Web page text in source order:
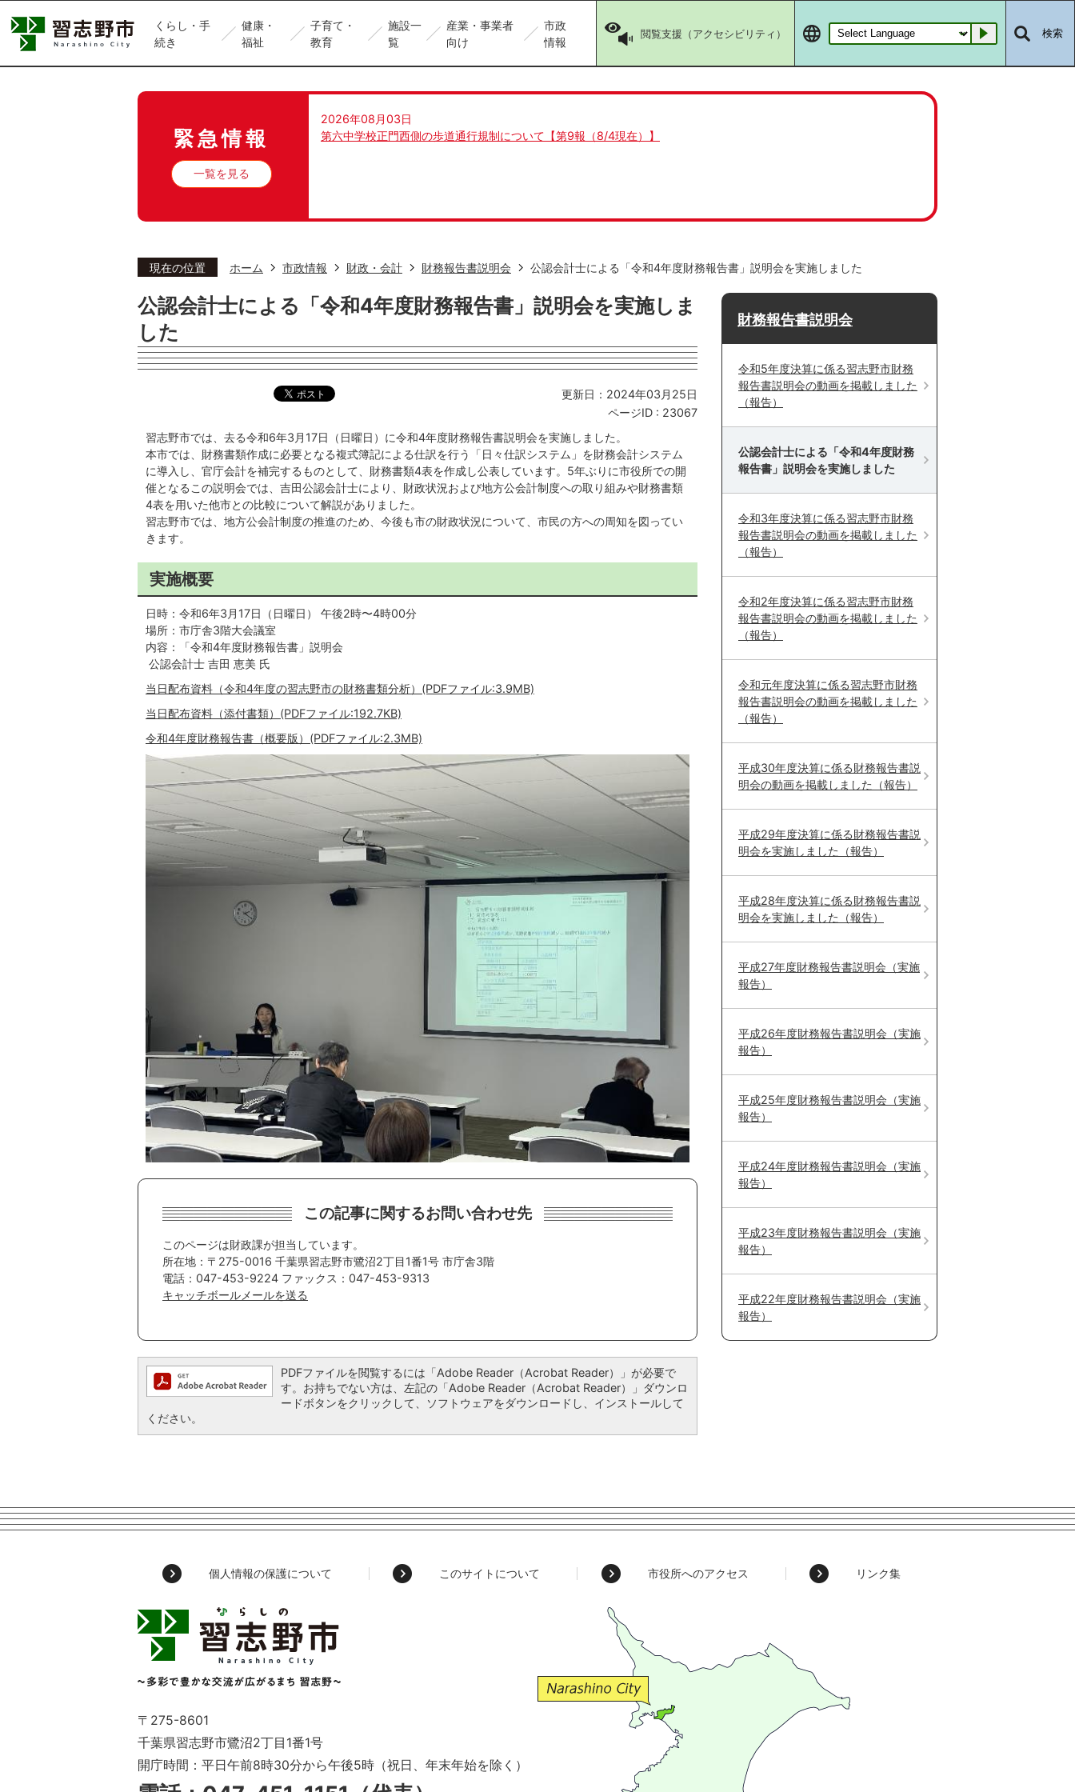
くらし・手
続き
健康・
福祉
子育て・
教育
施設一
覧
産業・事業者
向け
市政
情報
閲覧支援（アクセシビリティ） Go 検索
緊急情報
一覧を見る
2026年08月03日
第六中学校正門西側の歩道通行規制について【第9報（8/4現在）】
現在の位置 ホーム 市政情報 財政・会計 財務報告書説明会 公認会計士による「令和4年度財務報告書」説明会を実施しました
公認会計士による「令和4年度財務報告書」説明会を実施しま
した
更新日：2024年03月25日
ページID : 23067
習志野市では、去る令和6年3月17日（日曜日）に令和4年度財務報告書説明会を実施しました。
本市では、財務書類作成に必要となる複式簿記による仕訳を行う「日々仕訳システム」を財務会計システム
に導入し、官庁会計を補完するものとして、財務書類4表を作成し公表しています。5年ぶりに市役所での開
催となるこの説明会では、吉田公認会計士により、財政状況および地方公会計制度への取り組みや財務書類
4表を用いた他市との比較について解説がありました。
習志野市では、地方公会計制度の推進のため、今後も市の財政状況について、市民の方への周知を図ってい
きます。
実施概要
日時：令和6年3月17日（日曜日） 午後2時〜4時00分
場所：市庁舎3階大会議室
内容：「令和4年度財務報告書」説明会
公認会計士 吉田 恵美 氏
当日配布資料（令和4年度の習志野市の財務書類分析）(PDFファイル:3.9MB)
当日配布資料（添付書類）(PDFファイル:192.7KB)
令和4年度財務報告書（概要版）(PDFファイル:2.3MB)
この記事に関するお問い合わせ先
このページは財政課が担当しています。
所在地：〒275-0016 千葉県習志野市鷺沼2丁目1番1号 市庁舎3階
電話：047-453-9224 ファックス：047-453-9313
キャッチボールメールを送る
PDFファイルを閲覧するには「Adobe Reader（Acrobat Reader）」が必要で
す。お持ちでない方は、左記の「Adobe Reader（Acrobat Reader）」ダウンロ
ードボタンをクリックして、ソフトウェアをダウンロードし、インストールして
ください。
財務報告書説明会
令和5年度決算に係る習志野市財務
報告書説明会の動画を掲載しました
（報告）
公認会計士による「令和4年度財務
報告書」説明会を実施しました
令和3年度決算に係る習志野市財務
報告書説明会の動画を掲載しました
（報告）
令和2年度決算に係る習志野市財務
報告書説明会の動画を掲載しました
（報告）
令和元年度決算に係る習志野市財務
報告書説明会の動画を掲載しました
（報告）
平成30年度決算に係る財務報告書説
明会の動画を掲載しました（報告）
平成29年度決算に係る財務報告書説
明会を実施しました（報告）
平成28年度決算に係る財務報告書説
明会を実施しました（報告）
平成27年度財務報告書説明会（実施
報告）
平成26年度財務報告書説明会（実施
報告）
平成25年度財務報告書説明会（実施
報告）
平成24年度財務報告書説明会（実施
報告）
平成23年度財務報告書説明会（実施
報告）
平成22年度財務報告書説明会（実施
報告）
個人情報の保護について このサイトについて 市役所へのアクセス リンク集
習
志
Narashino
～
多
彩
で
豊
〒275-8601
千葉県習志野市鷺沼2丁目1番1号
開庁時間：平日午前8時30分から午後5時（祝日、年末年始を除く）